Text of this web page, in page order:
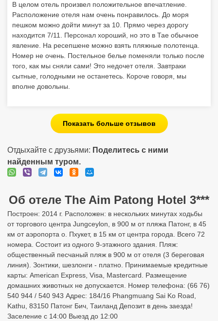
В целом отель произвел положительное впечатление.
Расположение отеля нам очень понравилось. До моря
пешком можно дойти минут за 10. Прямо через дорогу
находится 7/11. Персонал хороший, но это в Тае обычное
явление. На ресепшене можно взять пляжные полотенца.
Номер не очень. Постельное белье поменяли только после
того, как мы сняли сами! Это недочет отеля. Завтраки
сытные, голодными не останетесь. Короче говоря, мы
вполне довольны.
Показать больше отзывов
Отдыхайте с друзьями: Поделитесь с ними
найденным туром.
Об отеле The Aim Patong Hotel 3***
Построен: 2014 г. Расположен: в нескольких минутах ходьбы
от торгового центра Jungceylon, в 900 м от пляжа Патонг, в 45
км от аэропорта о. Пхукет, в 15 км от центра города. Всего 72
номера. Состоит из одного 9-этажного здания. Пляж:
общественный песчаный пляж в 900 м от отеля (3 береговая
линия). Зонтики, шезлонги - платно. Принимаемые кредитные
карты: American Express, Visa, Mastercard. Размещение
домашних животных не допускается. Номер телефона: (66 76)
540 944 / 540 943 Адрес: 184/16 Phangmuang Sai Ko Road,
Kathu, 83150 Патонг Бич, Таиланд Депозит в день заезда!
Заселение с 14:00 Выезд до 12:00